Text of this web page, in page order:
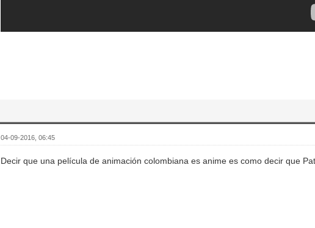
04-09-2016, 06:45
Decir que una película de animación colombiana es anime es como decir que